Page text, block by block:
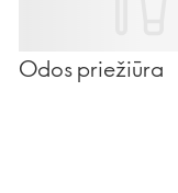
Odos priežiūra